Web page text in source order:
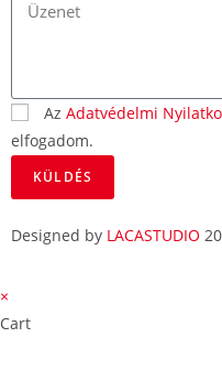
Az Adatvédelmi
elfogadom.
KÜLDÉS
Designed by LACASTUDIO
×
Cart